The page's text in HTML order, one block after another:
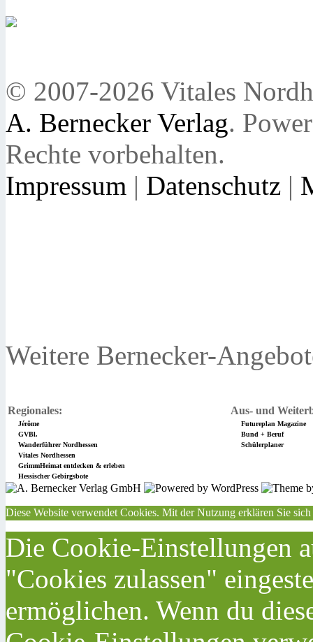
© 2007-2026 Vitales
A. Bernecker Verlag.
Rechte vorbehalten.
Impressum | Datenschutz |
Weitere Bernecker-
Regionales: Aus- und
Jérôme
Futureplan Magazine
GVBl.
Bund + Beruf
Wanderführer Nordhessen
Schülerplaner
Vitales Nordhessen
GrimmHeimat entdecken & erleben
Hessischer Gebirgsbote
Diese Website verwendet Cookies. Mit der Nutzung erklären Sie
Die Cookie-Einstellungen
"Cookies zulassen"
ermöglichen. Wenn du